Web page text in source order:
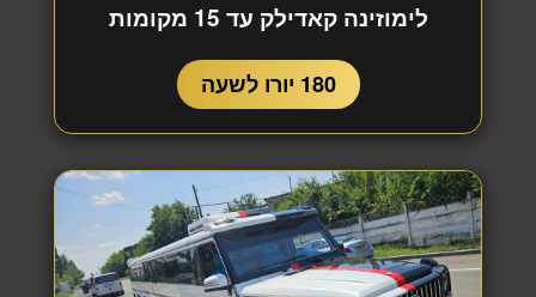
לימוזינה קאדילק עד 15 מקומות
180 יורו לשעה